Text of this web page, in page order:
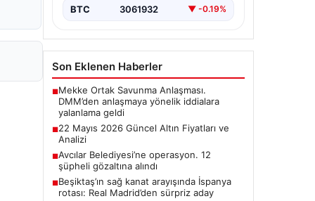
BTC 3061932 ▼ -0.19%
Son Eklenen Haberler
■Mekke Ortak Savunma Anlaşması.
DMM’den anlaşmaya yönelik iddialara
yalanlama geldi
■22 Mayıs 2026 Güncel Altın Fiyatları ve
Analizi
■Avcılar Belediyesi’ne operasyon. 12
şüpheli gözaltına alındı
■Beşiktaş’ın sağ kanat arayışında İspanya
rotası: Real Madrid’den sürpriz aday